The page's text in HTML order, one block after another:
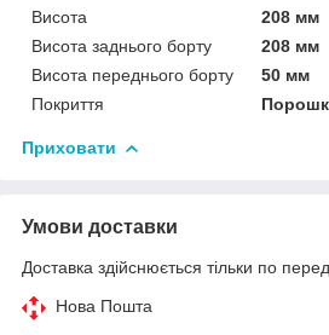
Висота
208 мм
Висота заднього борту
208 мм
Висота переднього борту
50 мм
Покриття
Приховати
Умови доставки
Доставка здійснюється тільки по
Нова Пошта